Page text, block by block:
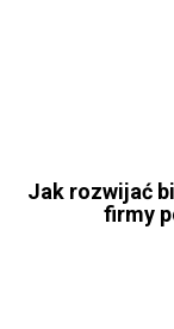
Jak rozwijać
firmy